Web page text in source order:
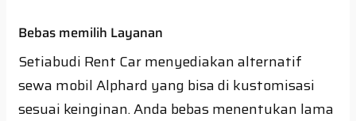
Bebas memilih Layanan
Setiabudi Rent Car menyediakan alternatif
sewa mobil Alphard yang bisa di kustomisasi
sesuai keinginan. Anda bebas menentukan lama